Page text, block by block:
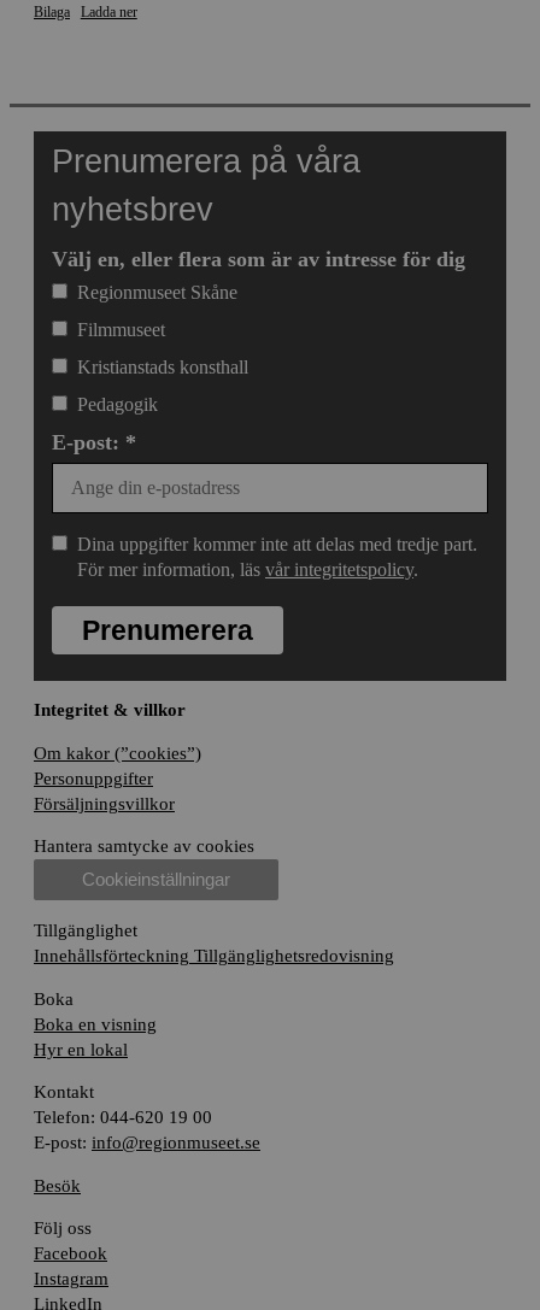
Bilaga
Ladda ner
Prenumerera på våra
nyhetsbrev
Välj en, eller flera som är av intresse för dig
Regionmuseet Skåne
Filmmuseet
Kristianstads konsthall
Pedagogik
E-post: *
Dina uppgifter kommer inte att delas med tredje part.
För mer information, läs vår integritetspolicy.
Prenumerera
Integritet & villkor
Om kakor (”cookies”)
Personuppgifter
Försäljningsvillkor
Hantera samtycke av cookies
Cookieinställningar
Tillgänglighet
Innehållsförteckning Tillgänglighetsredovisning
Boka
Boka en visning
Hyr en lokal
Kontakt
Telefon: 044-620 19 00
E-post: info@regionmuseet.se
Besök
Följ oss
Facebook
Instagram
LinkedIn